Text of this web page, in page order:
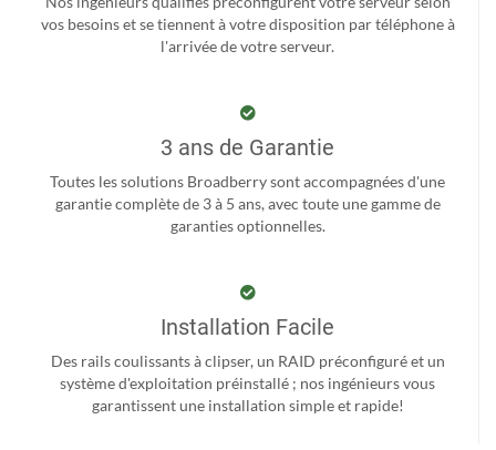
vos besoins et se tiennent à votre disposition par téléphone à
l'arrivée de votre serveur.
3 ans de Garantie
Toutes les solutions Broadberry sont accompagnées d'une
garantie complète de 3 à 5 ans, avec toute une gamme de
garanties optionnelles.
Installation Facile
Des rails coulissants à clipser, un RAID préconfiguré et un
système d'exploitation préinstallé ; nos ingénieurs vous
garantissent une installation simple et rapide!